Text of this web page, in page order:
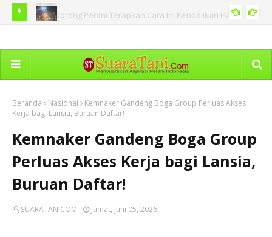
Air Termasuk di Sumut
Beranda Nasional
Kemnaker Gandeng Boga Group Perluas Akses
Kerja bagi Lansia, Buruan Daftar!
Kemnaker Gandeng Boga Group
Perluas Akses Kerja bagi Lansia,
Buruan Daftar!
SUARATANICOM Jumat, Juni 05, 2026